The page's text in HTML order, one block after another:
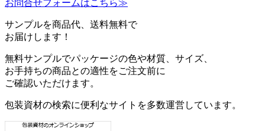
お問合せフォームはこちら≫
サンプルを商品代、送料無料で
お届けします！
無料サンプルでパッケージの色や材質、サイズ、
お手持ちの商品との適性をご注文前に
ご確認いただけます。
包装資材の検索に便利なサイトを多数運営しています。